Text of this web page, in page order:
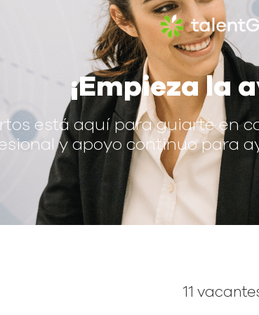
¡Empieza la
está aquí para guiarte en
y apoyo continuo para
11